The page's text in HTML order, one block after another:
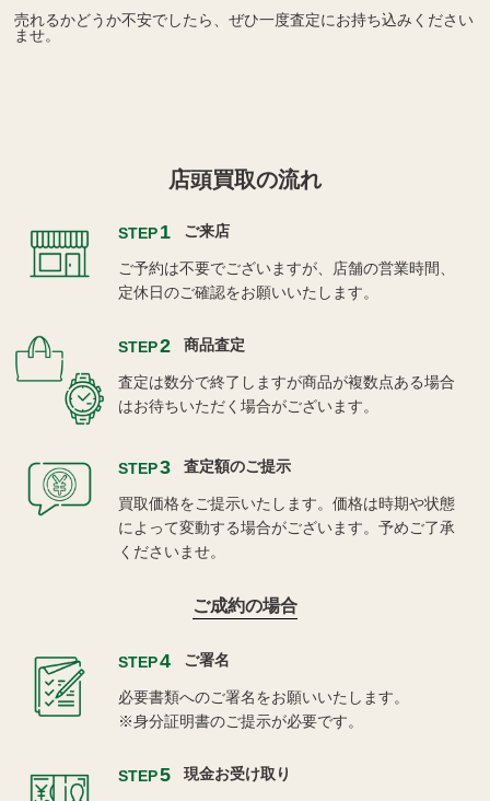
売れるかどうか不安でしたら、ぜひ一度査定にお持ち込みください
ませ。
店頭買取の流れ
STEP1 ご来店
ご予約は不要でございますが、店舗の営業時間、
定休日のご確認をお願いいたします。
STEP2 商品査定
査定は数分で終了しますが商品が複数点ある場合
はお待ちいただく場合がございます。
STEP3 査定額のご提示
買取価格をご提示いたします。価格は時期や状態
によって変動する場合がございます。予めご了承
くださいませ。
ご成約の場合
STEP4 ご署名
必要書類へのご署名をお願いいたします。
※身分証明書のご提示が必要です。
STEP5 現金お受け取り